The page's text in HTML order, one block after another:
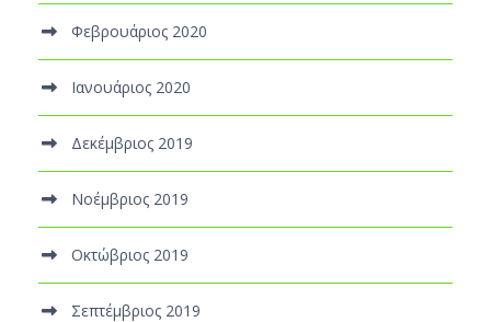
Φεβρουάριος 2020
Ιανουάριος 2020
Δεκέμβριος 2019
Νοέμβριος 2019
Οκτώβριος 2019
Σεπτέμβριος 2019